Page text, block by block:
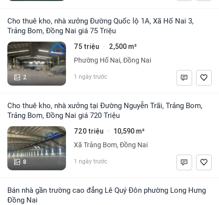
Cho thuê kho, nhà xưởng Đường Quốc lộ 1A, Xã Hố Nai 3,
Trảng Bom, Đồng Nai giá 75 Triệu
2
75 triệu · 2,500 m²
Phường Hố Nai, Đồng Nai
1 ngày trước
Cho thuê kho, nhà xưởng tại Đường Nguyễn Trãi, Trảng Bom,
Trảng Bom, Đồng Nai giá 720 Triệu
8
720 triệu · 10,590 m²
Xã Trảng Bom, Đồng Nai
1 ngày trước
Bán nhà gần trường cao đẳng Lê Quý Đôn phường Long Hưng
Đồng Nai